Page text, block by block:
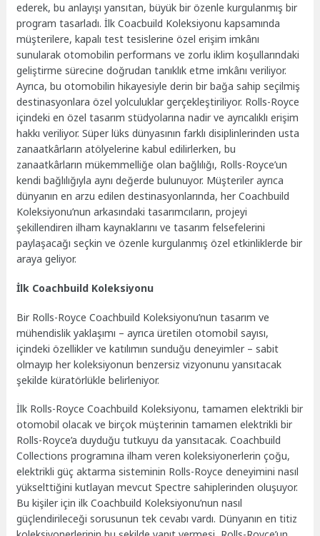
ederek, bu anlayışı yansıtan, büyük bir özenle kurgulanmış bir
program tasarladı. İlk Coacbuild Koleksiyonu kapsamında
müşterilere, kapalı test tesislerine özel erişim imkânı
sunularak otomobilin performans ve zorlu iklim koşullarındaki
geliştirme sürecine doğrudan tanıklık etme imkânı veriliyor.
Ayrıca, bu otomobilin hikayesiyle derin bir bağa sahip seçilmiş
destinasyonlara özel yolculuklar gerçekleştiriliyor. Rolls-Royce
içindeki en özel tasarım stüdyolarına nadir ve ayrıcalıklı erişim
hakkı veriliyor. Süper lüks dünyasının farklı disiplinlerinden usta
zanaatkârların atölyelerine kabul edilirlerken, bu
zanaatkârların mükemmelliğe olan bağlılığı, Rolls-Royce’un
kendi bağlılığıyla aynı değerde bulunuyor. Müşteriler ayrıca
dünyanın en arzu edilen destinasyonlarında, her Coachbuild
Koleksiyonu’nun arkasındaki tasarımcıların, projeyi
şekillendiren ilham kaynaklarını ve tasarım felsefelerini
paylaşacağı seçkin ve özenle kurgulanmış özel etkinliklerde bir
araya geliyor.
İlk Coachbuild Koleksiyonu
Bir Rolls-Royce Coachbuild Koleksiyonu’nun tasarım ve
mühendislik yaklaşımı – ayrıca üretilen otomobil sayısı,
içindeki özellikler ve katılımın sunduğu deneyimler – sabit
olmayıp her koleksiyonun benzersiz vizyonunu yansıtacak
şekilde küratörlükle belirleniyor.
İlk Rolls-Royce Coachbuild Koleksiyonu, tamamen elektrikli bir
otomobil olacak ve birçok müşterinin tamamen elektrikli bir
Rolls-Royce’a duyduğu tutkuyu da yansıtacak. Coachbuild
Collections programına ilham veren koleksiyonerlerin çoğu,
elektrikli güç aktarma sisteminin Rolls-Royce deneyimini nasıl
yükselttiğini kutlayan mevcut Spectre sahiplerinden oluşuyor.
Bu kişiler için ilk Coachbuild Koleksiyonu’nun nasıl
güçlendirileceği sorusunun tek cevabı vardı. Dünyanın en titiz